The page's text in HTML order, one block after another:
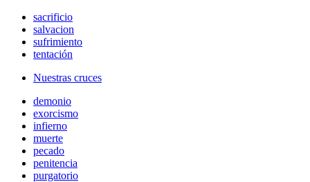
sacrificio
salvacion
sufrimiento
tentación
Nuestras cruces
demonio
exorcismo
infierno
muerte
pecado
penitencia
purgatorio